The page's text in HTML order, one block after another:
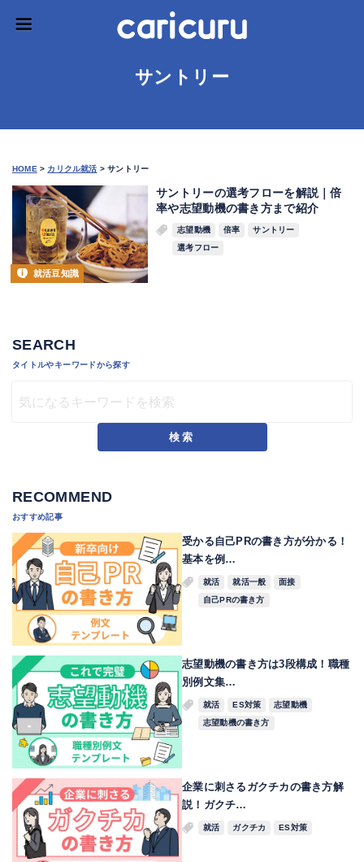
サントリー
HOME > カリクル就活 >サントリー
就活豆知識
サントリーの選考フローを解説｜倍
率や志望動機の書き方まで紹介
志望動機 倍率
サントリー
選考フロー
SEARCH
タイトルやキーワードから探す
検索
RECOMMEND
おすすめ記事
受かる自己PRの書き方が分かる！
基本を例…
就活 就活一般
面接
自己PRの書き方
志望動機の書き方は3段構成！職種
別例文集…
就活 ES対策
志望動機
志望動機の書き方
企業に刺さるガクチカの書き方解
説！ガクチ…
就活 ガクチカ ES対策